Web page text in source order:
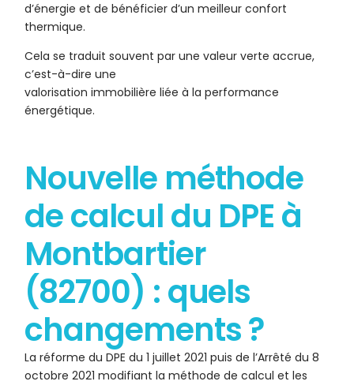
d’énergie et de bénéficier d’un meilleur confort
thermique.
Cela se traduit souvent par une valeur verte accrue,
c’est-à-dire une
valorisation immobilière liée à la performance
énergétique.
Nouvelle méthode
de calcul du DPE à
Montbartier
(82700) : quels
changements ?
La réforme du DPE du 1 juillet 2021 puis de l’Arrêté du 8
octobre 2021 modifiant la méthode de calcul et les